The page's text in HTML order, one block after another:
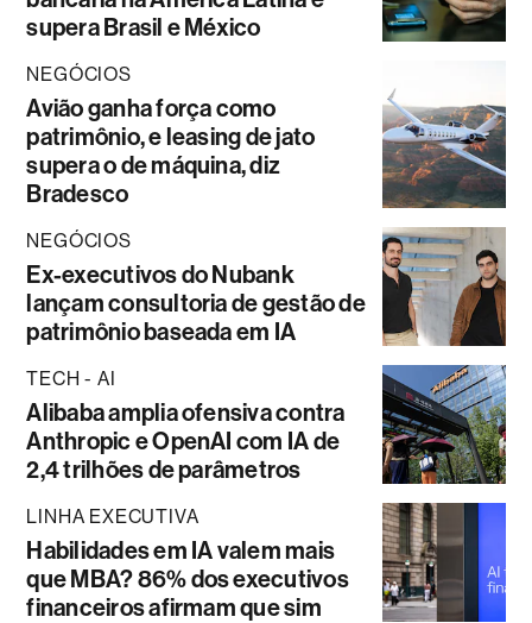
supera Brasil e México
NEGÓCIOS
Avião ganha força como
patrimônio, e leasing de jato
supera o de máquina, diz
Bradesco
NEGÓCIOS
Ex-executivos do Nubank
lançam consultoria de gestão de
patrimônio baseada em IA
TECH - AI
Alibaba amplia ofensiva contra
Anthropic e OpenAI com IA de
2,4 trilhões de parâmetros
LINHA EXECUTIVA
Habilidades em IA valem mais
que MBA? 86% dos executivos
financeiros afirmam que sim